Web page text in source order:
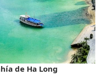
de Ha Long